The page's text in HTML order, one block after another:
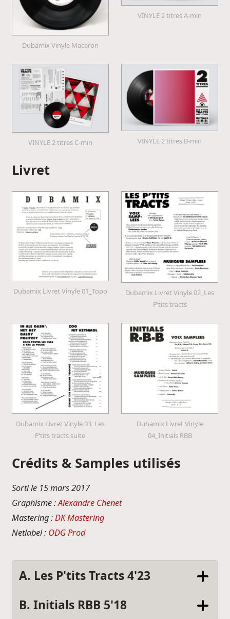
Dubamix Vinyle Macaron
VINYLE 2 titres A-min
VINYLE 2 titres C-min VINYLE 2 titres B-min
Livret
Dubamix Livret Vinyle 01_Topo
Dubamix Livret Vinyle 02_Les
P’tits tracts
Dubamix Livret Vinyle 03_Les
P’tits tracts suite
Dubamix Livret Vinyle
04_Initials RBB
Crédits & Samples utilisés
Sorti le 15 mars 2017
Graphisme :Alexandre Chenet
Mastering :DK Mastering
Netlabel : ODG Prod
A. Les P'tits Tracts 4'23
B. Initials RBB 5'18